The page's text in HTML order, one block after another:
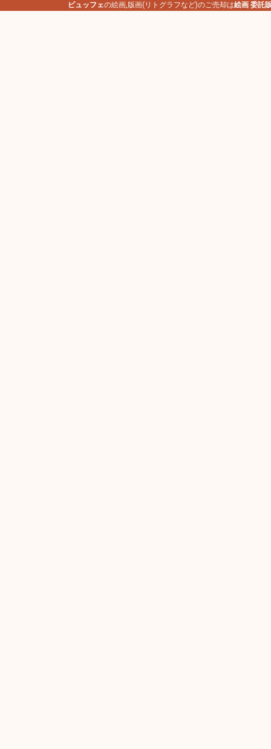
ビュッフェの絵画,版画(リトグラフなど)のご売却は絵画 委託